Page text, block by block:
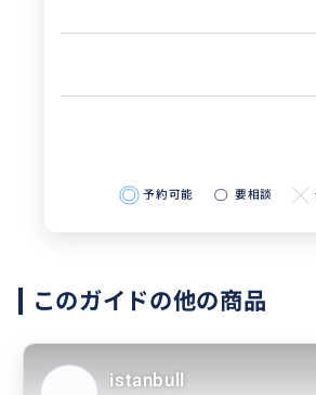
予約可能 要相談
このガイドの他の商品
istanbull